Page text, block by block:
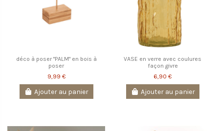
déco à poser "PALM" en bois à
poser
9,99 €
Ajouter au panier
VASE en verre avec coulures
façon givre
6,90 €
Ajouter au panier